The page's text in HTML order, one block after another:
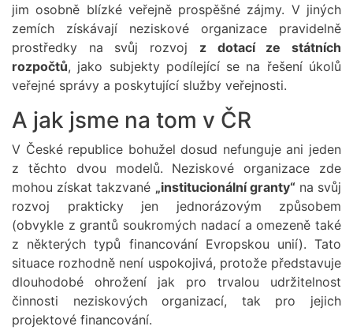
jim osobně blízké veřejně prospěšné zájmy. V jiných
zemích získávají neziskové organizace pravidelně
prostředky na svůj rozvoj z dotací ze státních
rozpočtů, jako subjekty podílející se na řešení úkolů
veřejné správy a poskytující služby veřejnosti.
A jak jsme na tom v ČR
V České republice bohužel dosud nefunguje ani jeden
z těchto dvou modelů. Neziskové organizace zde
mohou získat takzvané „institucionální granty“ na svůj
rozvoj prakticky jen jednorázovým způsobem
(obvykle z grantů soukromých nadací a omezeně také
z některých typů financování Evropskou unií). Tato
situace rozhodně není uspokojivá, protože představuje
dlouhodobé ohrožení jak pro trvalou udržitelnost
činnosti neziskových organizací, tak pro jejich
projektové financování.